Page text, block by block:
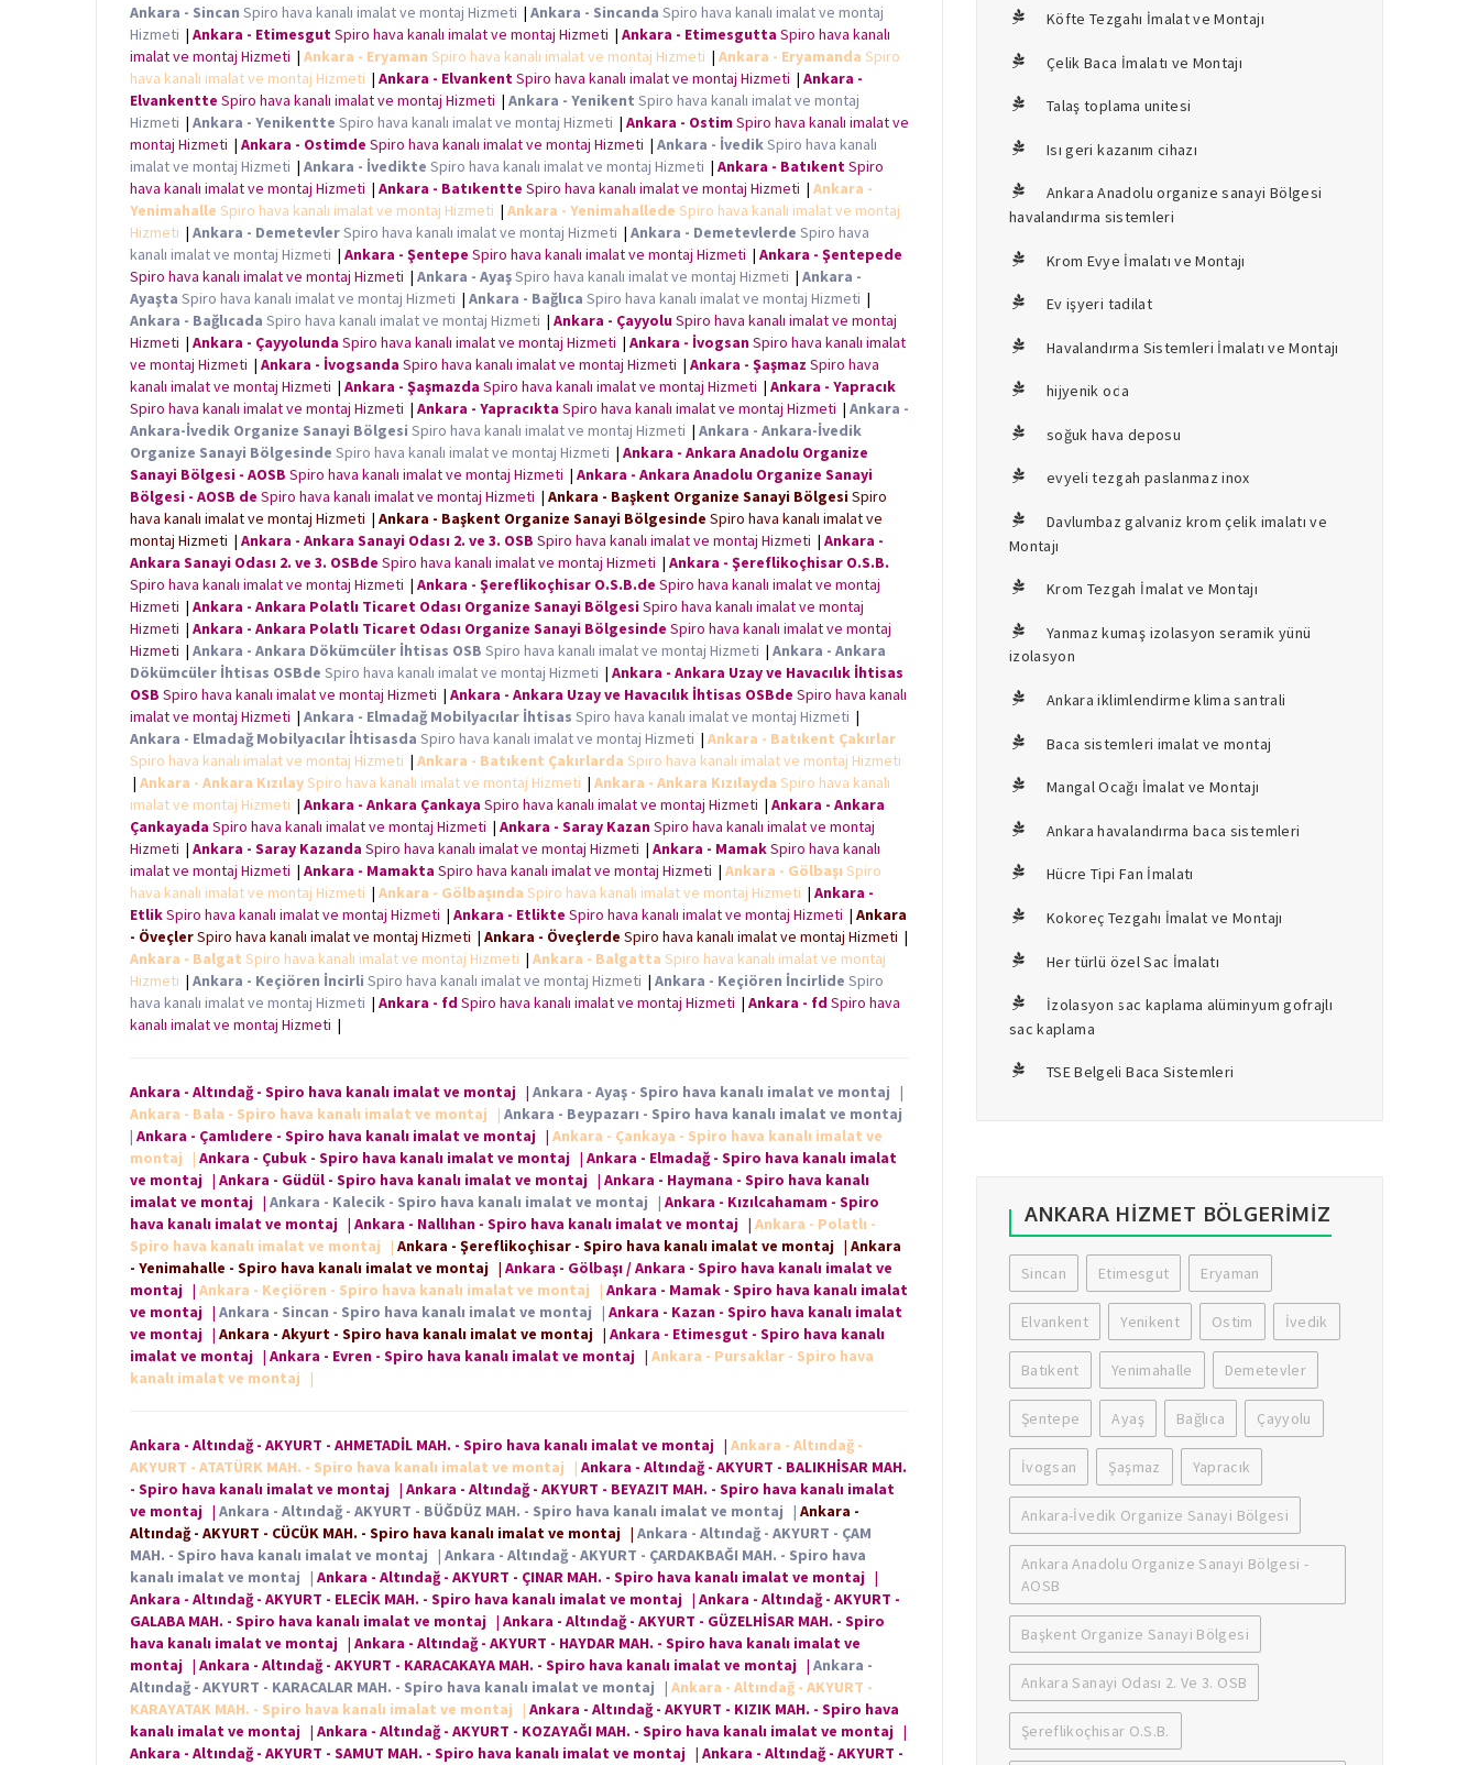
o
o
k
e
r
A
p
p
n
g
e
Ankara - Sincan Spiro hava kanalı imalat ve montaj Hizmeti | Ankara - Sincanda Spiro hava kanalı imalat ve montaj
Hizmeti | Ankara - EtimesgutSpiro hava kanalı imalat ve montaj Hizmeti | Ankara - Etimesgutta Spiro hava kanalı
imalat ve montaj Hizmeti | Ankara - Eryaman Spiro hava kanalı imalat ve montaj Hizmeti | Ankara - Eryamanda Spiro
hava kanalı imalat ve montaj Hizmeti | Ankara - ElvankentSpiro hava kanalı imalat ve montaj Hizmeti | Ankara -
Elvankentte Spiro hava kanalı imalat ve montaj Hizmeti | Ankara - Yenikent Spiro hava kanalı imalat ve montaj
Hizmeti | Ankara - Yenikentte Spiro hava kanalı imalat ve montaj Hizmeti | Ankara - OstimSpiro hava kanalı imalat ve
montaj Hizmeti | Ankara - Ostimde Spiro hava kanalı imalat ve montaj Hizmeti | Ankara - İvedikSpiro hava kanalı
imalat ve montaj Hizmeti | Ankara - İvedikte Spiro hava kanalı imalat ve montaj Hizmeti | Ankara - BatıkentSpiro
hava kanalı imalat ve montaj Hizmeti | Ankara - Batıkentte Spiro hava kanalı imalat ve montaj Hizmeti | Ankara -
Yenimahalle Spiro hava kanalı imalat ve montaj Hizmeti | Ankara - Yenimahallede Spiro hava kanalı imalat ve montaj
Hizmeti | Ankara - DemetevlerSpiro hava kanalı imalat ve montaj Hizmeti | Ankara - Demetevlerde Spiro hava
kanalı imalat ve montaj Hizmeti | Ankara - Şentepe Spiro hava kanalı imalat ve montaj Hizmeti | Ankara - Şentepede
Spiro hava kanalı imalat ve montaj Hizmeti | Ankara - AyaşSpiro hava kanalı imalat ve montaj Hizmeti | Ankara -
Ayaşta Spiro hava kanalı imalat ve montaj Hizmeti | Ankara - Bağlıca Spiro hava kanalı imalat ve montaj Hizmeti |
Ankara - Bağlıcada Spiro hava kanalı imalat ve montaj Hizmeti | Ankara - ÇayyoluSpiro hava kanalı imalat ve montaj
Hizmeti | Ankara - Çayyolunda Spiro hava kanalı imalat ve montaj Hizmeti | Ankara - İvogsanSpiro hava kanalı imalat
ve montaj Hizmeti | Ankara - İvogsanda Spiro hava kanalı imalat ve montaj Hizmeti | Ankara - Şaşmaz Spiro hava
kanalı imalat ve montaj Hizmeti | Ankara - Şaşmazda Spiro hava kanalı imalat ve montaj Hizmeti | Ankara - Yapracık
Spiro hava kanalı imalat ve montaj Hizmeti | Ankara - Yapracıkta Spiro hava kanalı imalat ve montaj Hizmeti | Ankara -
Ankara-İvedik Organize Sanayi Bölgesi Spiro hava kanalı imalat ve montaj Hizmeti | Ankara - Ankara-İvedik
Organize Sanayi Bölgesinde Spiro hava kanalı imalat ve montaj Hizmeti | Ankara - Ankara Anadolu Organize
Sanayi Bölgesi - AOSB Spiro hava kanalı imalat ve montaj Hizmeti | Ankara - Ankara Anadolu Organize Sanayi
Bölgesi - AOSB de Spiro hava kanalı imalat ve montaj Hizmeti | Ankara - Başkent Organize Sanayi BölgesiSpiro
hava kanalı imalat ve montaj Hizmeti | Ankara - Başkent Organize Sanayi Bölgesinde Spiro hava kanalı imalat ve
montaj Hizmeti | Ankara - Ankara Sanayi Odası 2. ve 3. OSB Spiro hava kanalı imalat ve montaj Hizmeti | Ankara -
Ankara Sanayi Odası 2. ve 3. OSBde Spiro hava kanalı imalat ve montaj Hizmeti | Ankara - Şereflikoçhisar O.S.B.
Spiro hava kanalı imalat ve montaj Hizmeti | Ankara - Şereflikoçhisar O.S.B.de Spiro hava kanalı imalat ve montaj
Hizmeti | Ankara - Ankara Polatlı Ticaret Odası Organize Sanayi BölgesiSpiro hava kanalı imalat ve montaj
Hizmeti | Ankara - Ankara Polatlı Ticaret Odası Organize Sanayi Bölgesinde Spiro hava kanalı imalat ve montaj
Hizmeti | Ankara - Ankara Dökümcüler İhtisas OSB Spiro hava kanalı imalat ve montaj Hizmeti | Ankara - Ankara
Dökümcüler İhtisas OSBde Spiro hava kanalı imalat ve montaj Hizmeti | Ankara - Ankara Uzay ve Havacılık İhtisas
OSB Spiro hava kanalı imalat ve montaj Hizmeti | Ankara - Ankara Uzay ve Havacılık İhtisas OSBde Spiro hava kanalı
imalat ve montaj Hizmeti | Ankara - Elmadağ Mobilyacılar İhtisas Spiro hava kanalı imalat ve montaj Hizmeti |
Ankara - Elmadağ Mobilyacılar İhtisasda Spiro hava kanalı imalat ve montaj Hizmeti | Ankara - Batıkent Çakırlar
Spiro hava kanalı imalat ve montaj Hizmeti | Ankara - Batıkent Çakırlarda Spiro hava kanalı imalat ve montaj Hizmeti
| Ankara - Ankara KızılaySpiro hava kanalı imalat ve montaj Hizmeti | Ankara - Ankara Kızılayda Spiro hava kanalı
imalat ve montaj Hizmeti | Ankara - Ankara Çankaya Spiro hava kanalı imalat ve montaj Hizmeti | Ankara - Ankara
Çankayada Spiro hava kanalı imalat ve montaj Hizmeti | Ankara - Saray KazanSpiro hava kanalı imalat ve montaj
Hizmeti | Ankara - Saray Kazanda Spiro hava kanalı imalat ve montaj Hizmeti | Ankara - MamakSpiro hava kanalı
imalat ve montaj Hizmeti | Ankara - Mamakta Spiro hava kanalı imalat ve montaj Hizmeti | Ankara - Gölbaşı Spiro
hava kanalı imalat ve montaj Hizmeti | Ankara - Gölbaşında Spiro hava kanalı imalat ve montaj Hizmeti | Ankara -
EtlikSpiro hava kanalı imalat ve montaj Hizmeti | Ankara - Etlikte Spiro hava kanalı imalat ve montaj Hizmeti | Ankara
- ÖveçlerSpiro hava kanalı imalat ve montaj Hizmeti | Ankara - Öveçlerde Spiro hava kanalı imalat ve montaj Hizmeti |
Ankara - Balgat Spiro hava kanalı imalat ve montaj Hizmeti | Ankara - Balgatta Spiro hava kanalı imalat ve montaj
Hizmeti | Ankara - Keçiören İncirli Spiro hava kanalı imalat ve montaj Hizmeti | Ankara - Keçiören İncirlide Spiro
hava kanalı imalat ve montaj Hizmeti | Ankara - fd Spiro hava kanalı imalat ve montaj Hizmeti | Ankara - fd Spiro hava
kanalı imalat ve montaj Hizmeti |
Ankara - Altındağ - Spiro hava kanalı imalat ve montaj | Ankara - Ayaş - Spiro hava kanalı imalat ve montaj |
Ankara - Bala - Spiro hava kanalı imalat ve montaj | Ankara - Beypazarı - Spiro hava kanalı imalat ve montaj
| Ankara - Çamlıdere - Spiro hava kanalı imalat ve montaj | Ankara - Çankaya - Spiro hava kanalı imalat ve
montaj | Ankara - Çubuk - Spiro hava kanalı imalat ve montaj | Ankara - Elmadağ - Spiro hava kanalı imalat
ve montaj | Ankara - Güdül - Spiro hava kanalı imalat ve montaj | Ankara - Haymana - Spiro hava kanalı
imalat ve montaj | Ankara - Kalecik - Spiro hava kanalı imalat ve montaj | Ankara - Kızılcahamam - Spiro
hava kanalı imalat ve montaj | Ankara - Nallıhan - Spiro hava kanalı imalat ve montaj | Ankara - Polatlı -
Spiro hava kanalı imalat ve montaj | Ankara - Şereflikoçhisar - Spiro hava kanalı imalat ve montaj | Ankara
- Yenimahalle - Spiro hava kanalı imalat ve montaj | Ankara - Gölbaşı / Ankara - Spiro hava kanalı imalat ve
montaj | Ankara - Keçiören - Spiro hava kanalı imalat ve montaj | Ankara - Mamak - Spiro hava kanalı imalat
ve montaj | Ankara - Sincan - Spiro hava kanalı imalat ve montaj | Ankara - Kazan - Spiro hava kanalı imalat
ve montaj | Ankara - Akyurt - Spiro hava kanalı imalat ve montaj | Ankara - Etimesgut - Spiro hava kanalı
imalat ve montaj | Ankara - Evren - Spiro hava kanalı imalat ve montaj | Ankara - Pursaklar - Spiro hava
kanalı imalat ve montaj |
Ankara - Altındağ - AKYURT - AHMETADİL MAH. - Spiro hava kanalı imalat ve montaj | Ankara - Altındağ -
AKYURT - ATATÜRK MAH. - Spiro hava kanalı imalat ve montaj
| Ankara - Altındağ - AKYURT - BALIKHİSAR MAH.
- Spiro hava kanalı imalat ve montaj | Ankara - Altındağ - AKYURT - BEYAZIT MAH. - Spiro hava kanalı imalat
ve montaj | Ankara - Altındağ - AKYURT - BÜĞDÜZ MAH. - Spiro hava kanalı imalat ve montaj | Ankara -
Altındağ - AKYURT - CÜCÜK MAH. - Spiro hava kanalı imalat ve montaj | Ankara - Altındağ - AKYURT - ÇAM
MAH. - Spiro hava kanalı imalat ve montaj | Ankara - Altındağ - AKYURT - ÇARDAKBAĞI MAH. - Spiro hava
kanalı imalat ve montaj | Ankara - Altındağ - AKYURT - ÇINAR MAH. - Spiro hava kanalı imalat ve montaj |
Ankara - Altındağ - AKYURT - ELECİK MAH. - Spiro hava kanalı imalat ve montaj | Ankara - Altındağ - AKYURT -
GALABA MAH. - Spiro hava kanalı imalat ve montaj | Ankara - Altındağ - AKYURT - GÜZELHİSAR MAH. - Spiro
hava kanalı imalat ve montaj | Ankara - Altındağ - AKYURT - HAYDAR MAH. - Spiro hava kanalı imalat ve
montaj | Ankara - Altındağ - AKYURT - KARACAKAYA MAH. - Spiro hava kanalı imalat ve montaj | Ankara -
Altındağ - AKYURT - KARACALAR MAH. - Spiro hava kanalı imalat ve montaj | Ankara - Altındağ - AKYURT -
KARAYATAK MAH. - Spiro hava kanalı imalat ve montaj
| Ankara - Altındağ - AKYURT - KIZIK MAH. - Spiro hava
kanalı imalat ve montaj | Ankara - Altındağ - AKYURT - KOZAYAĞI MAH. - Spiro hava kanalı imalat ve montaj |
Ankara - Altındağ - AKYURT - SAMUT MAH. - Spiro hava kanalı imalat ve montaj | Ankara - Altındağ - AKYURT -
Köfte Tezgahı İmalat ve Montajı
Çelik Baca İmalatı ve Montajı
Talaş toplama unitesi
Isı geri kazanım cihazı
Ankara Anadolu organize sanayi Bölgesi
havalandırma sistemleri
Krom Evye İmalatı ve Montajı
Ev işyeri tadilat
Havalandırma Sistemleri İmalatı ve Montajı
hijyenik oda
soğuk hava deposu
evyeli tezgah paslanmaz inox
Davlumbaz galvaniz krom çelik imalatı ve
Montajı
Krom Tezgah İmalat ve Montajı
Yanmaz kumaş izolasyon seramik yünü
izolasyon
Ankara iklimlendirme klima santrali
Baca sistemleri imalat ve montaj
Mangal Ocağı İmalat ve Montajı
Ankara havalandırma baca sistemleri
Hücre Tipi Fan İmalatı
Kokoreç Tezgahı İmalat ve Montajı
Her türlü özel Sac İmalatı
İzolasyon sac kaplama alüminyum gofrajlı
sac kaplama
TSE Belgeli Baca Sistemleri
ANKARA HIZMET BÖLGERIMIZ
Sincan Etimesgut Eryaman
Elvankent Yenikent Ostim İvedik
Batıkent Yenimahalle Demetevler
Şentepe Ayaş Bağlıca Çayyolu
İvogsan Şaşmaz Yapracık
Ankara-İvedik Organize Sanayi Bölgesi
Ankara Anadolu Organize Sanayi Bölgesi -
AOSB
Başkent Organize Sanayi Bölgesi
Ankara Sanayi Odası 2. Ve 3. OSB
Şereflikoçhisar O.S.B.